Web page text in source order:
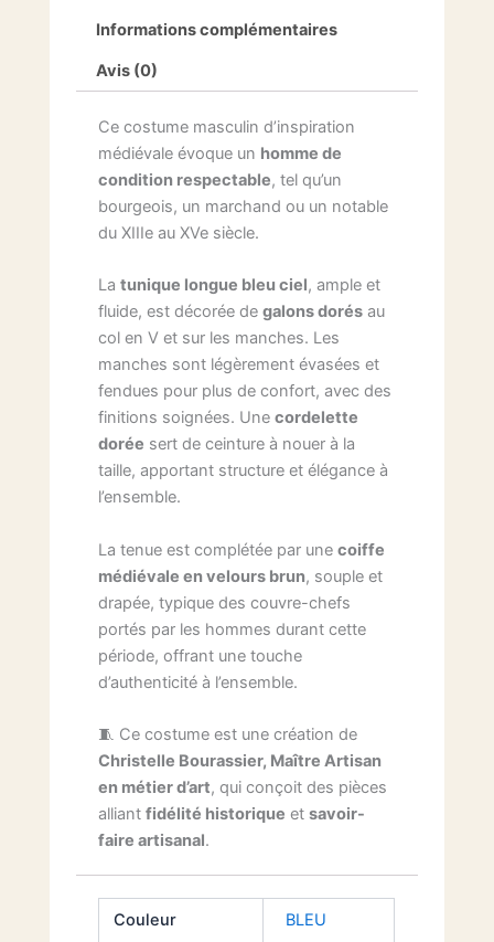
Informations complémentaires
Avis (0)
Ce costume masculin d’inspiration
médiévale évoque un homme de
condition respectable, tel qu’un
bourgeois, un marchand ou un notable
du XIIIe au XVe siècle.
Latunique longue bleu ciel, ample et
fluide, est décorée degalons dorés au
col en V et sur les manches. Les
manches sont légèrement évasées et
fendues pour plus de confort, avec des
finitions soignées. Unecordelette
dorée sert de ceinture à nouer à la
taille, apportant structure et élégance à
l’ensemble.
La tenue est complétée par unecoiffe
médiévale en velours brun, souple et
drapée, typique des couvre-chefs
portés par les hommes durant cette
période, offrant une touche
d’authenticité à l’ensemble.
🧵 Ce costume est une création de
Christelle Bourassier, Maître Artisan
en métier d’art, qui conçoit des pièces
alliantfidélité historique etsavoir-
faire artisanal.
Couleur BLEU